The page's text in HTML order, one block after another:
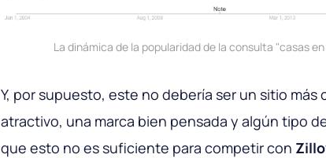
La dinámica de la popularidad de la consulta "casas en
Y, por supuesto, este no debería ser un sitio más
atractivo, una marca bien pensada y algún tipo
que esto no es suficiente para competir con